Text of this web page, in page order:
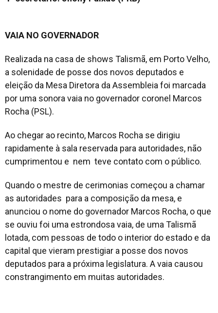
VAIA NO GOVERNADOR
Realizada na casa de shows Talismã, em Porto Velho,
a solenidade de posse dos novos deputados e
eleição da Mesa Diretora da Assembleia foi marcada
por uma sonora vaia no governador coronel Marcos
Rocha (PSL).
Ao chegar ao recinto, Marcos Rocha se dirigiu
rapidamente à sala reservada para autoridades, não
cumprimentou e nem teve contato com o público.
Quando o mestre de cerimonias começou a chamar
as autoridades para a composição da mesa, e
anunciou o nome do governador Marcos Rocha, o que
se ouviu foi uma estrondosa vaia, de uma Talismã
lotada, com pessoas de todo o interior do estado e da
capital que vieram prestigiar a posse dos novos
deputados para a próxima legislatura. A vaia causou
constrangimento em muitas autoridades.